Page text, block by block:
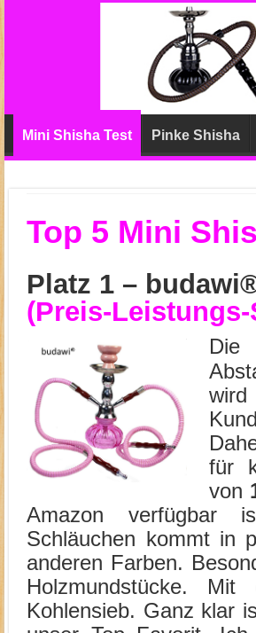
Mini Shisha Test Pinke Shisha
Top 5 Mini
Platz 1 –
(Preis-Leistungs-
Die
für
von
Amazon verfügbar
Schläuchen kommt in
anderen Farben.
Holzmundstücke.
Kohlensieb. Ganz klar